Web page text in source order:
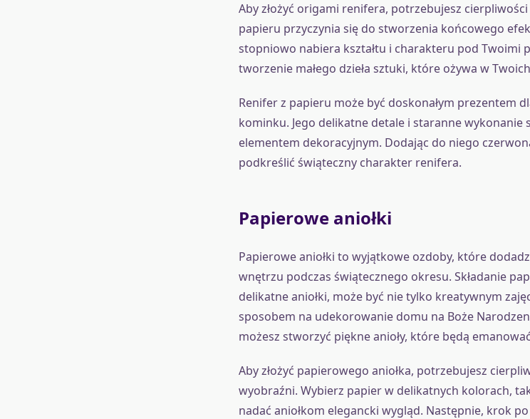
Aby złożyć origami renifera, potrzebujesz
papieru przyczynia się do stworzenia końcowego
stopniowo nabiera kształtu i charakteru pod Twoimi
tworzenie małego dzieła sztuki, które ożywa w
Renifer z papieru może być doskonałym prezentem
kominku. Jego delikatne detale i staranne wykonanie
elementem dekoracyjnym. Dodając do niego
podkreślić świąteczny charakter renifera.
Papierowe aniołki
Papierowe aniołki to wyjątkowe ozdoby, które
wnętrzu podczas świątecznego okresu. Składanie
delikatne aniołki, może być nie tylko kreatywnym
sposobem na udekorowanie domu na Boże
możesz stworzyć piękne anioły, które będą
Aby złożyć papierowego aniołka, potrzebujesz
wyobraźni. Wybierz papier w delikatnych kolorach,
nadać aniołkom elegancki wygląd. Następnie, krok